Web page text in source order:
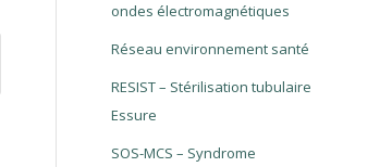
ondes électromagnétiques
Réseau environnement santé
RESIST – Stérilisation tubulaire
Essure
SOS-MCS – Syndrome